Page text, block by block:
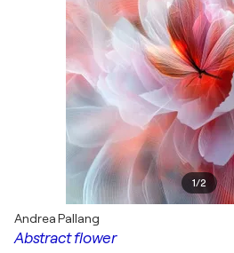
1/2
Abstract flower
Andrea Pallang